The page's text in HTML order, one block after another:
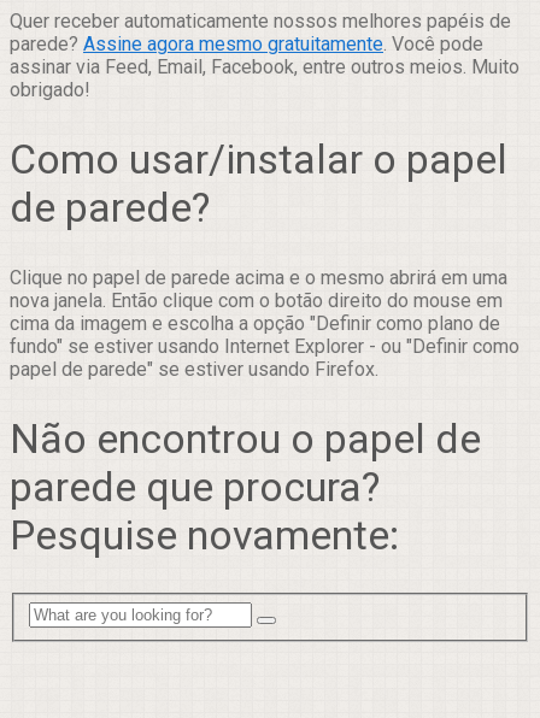
Quer receber automaticamente nossos melhores papéis de
parede? Assine agora mesmo gratuitamente. Você pode
assinar via Feed, Email, Facebook, entre outros meios. Muito
obrigado!
Como usar/instalar o papel
de parede?
Clique no papel de parede acima e o mesmo abrirá em uma
nova janela. Então clique com o botão direito do mouse em
cima da imagem e escolha a opção "Definir como plano de
fundo" se estiver usando Internet Explorer - ou "Definir como
papel de parede" se estiver usando Firefox.
Não encontrou o papel de
parede que procura?
Pesquise novamente: